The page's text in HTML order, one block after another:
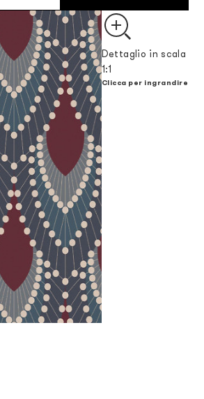
Dettaglio in scala
1:1
Clicca per ingrandire